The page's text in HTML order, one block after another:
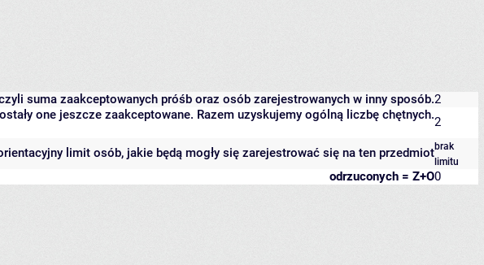
suma zaakceptowanych próśb oraz osób zarejestrowanych w inny sposób.2
one jeszcze zaakceptowane. Razem uzyskujemy ogólną liczbę chętnych.2
limit osób, jakie będą mogły się zarejestrować się na ten przedmiotbrak
limitu
odrzuconych = Z+O0